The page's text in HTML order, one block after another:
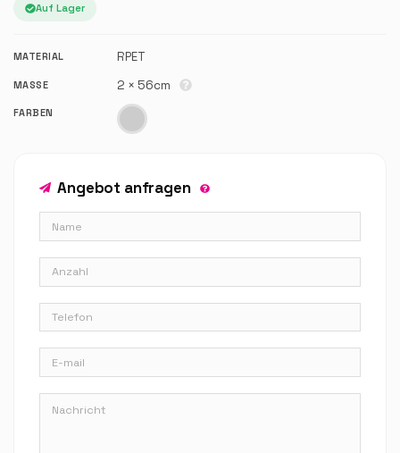
Auf Lager
MATERIAL RPET
MASSE 2 × 56cm
FARBEN
Angebot anfragen